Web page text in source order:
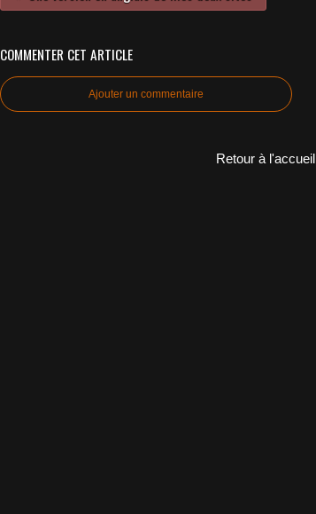
COMMENTER CET ARTICLE
Ajouter un commentaire
Retour à l'accueil